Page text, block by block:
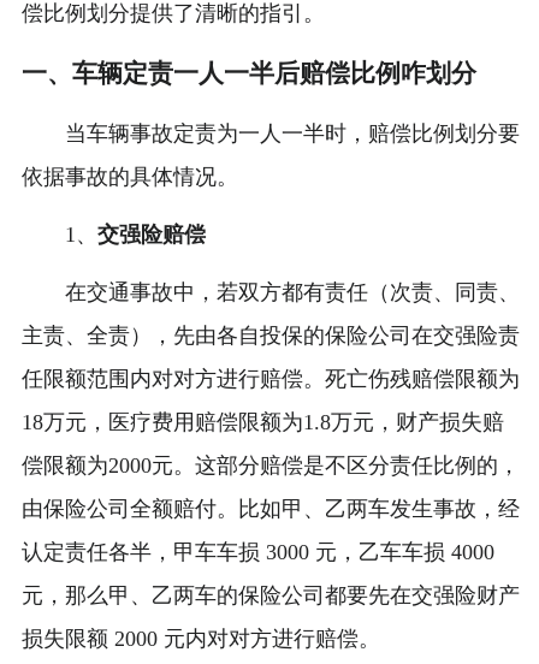
偿比例划分提供了清晰的指引。
一、车辆定责一人一半后赔偿比例咋划分
当车辆事故定责为一人一半时，赔偿比例划分要
依据事故的具体情况。
1、 交强险赔偿
在交通事故中，若双方都有责任（次责、同责、
主责、全责），先由各自投保的保险公司在交强险责
任限额范围内对对方进行赔偿。死亡伤残赔偿限额为
18万元，医疗费用赔偿限额为1.8万元，财产损失赔
偿限额为2000元。这部分赔偿是不区分责任比例的，
由保险公司全额赔付。比如甲、乙两车发生事故，经
认定责任各半，甲车车损 3000 元，乙车车损 4000
元，那么甲、乙两车的保险公司都要先在交强险财产
损失限额 2000 元内对对方进行赔偿。